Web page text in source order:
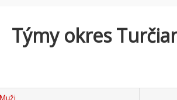
Týmy okres
Muži